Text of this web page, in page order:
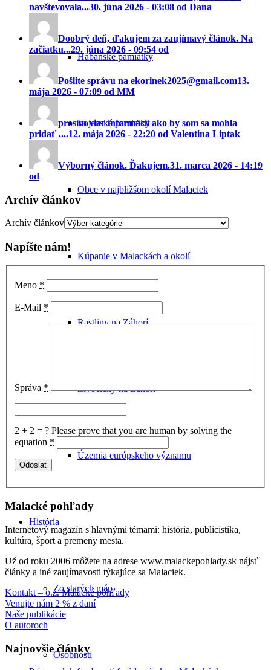
Habánske pamiatky
Vojenské pamiatky
Obce v najbližšom okolí Malaciek
Kúpanie v Malackách a okolí
Rastliny na Záhorí
Živočíchy na Záhorí
Územia európskeho významu
História
Zo starých máp
Osobnosti
navštevovala...30. júna 2026 - 03:08 od Dana
Doobrý deň, ďakujem za zaujímavý článok. Na
začiatku...29. júna 2026 - 09:54 od
Pošlite správu na ekorinek2025@gmail.com13.
mája 2026 - 07:09 od MM
prosím viac informácií ako by som sa mohla
pridať ....12. mája 2026 - 22:20 od Valentina Liptak
Výborný článok. Ďakujem.31. marca 2026 - 14:19
od
Archív článkov
Archív článkov
Napíšte nám!
Meno *
E-Mail *
Správa *
2 + 2 = ? Please prove that you are human by solving the
equation *
Malacké pohľady
Internetový magazín s hlavnými témami: história, publicistika,
kultúra, šport a premeny mesta.
Už od roku 2006 môžete na adrese www.malackepohlady.sk nájsť
články a iné zaujímavosti týkajúce sa Malaciek.
Kontakt – o.z. Malacké pohľady
Venujte nám 2 % z daní
Naše publikácie
O autoroch
Najnovšie články